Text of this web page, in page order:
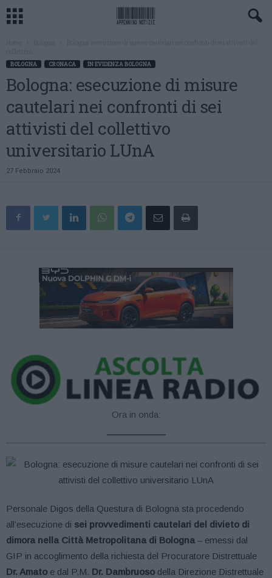
BOLOGNA CRONACA IN EVIDENZA BOLOGNA
Bologna: esecuzione di misure
cautelari nei confronti di sei
attivisti del collettivo
universitario LUnA
27 Febbraio 2024
Ora in onda:
Personale Digos della Questura di Bologna sta procedendo
all’esecuzione di sei provvedimenti cautelari del divieto di
dimora nella Città Metropolitana di Bologna – emessi dal
GIP in accoglimento della richiesta del Procuratore Distrettuale
Dr. Amato e dal P.M. Dr. Dambruoso della Direzione Distrettuale